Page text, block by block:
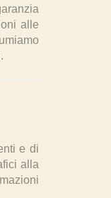
alle
e di
alla